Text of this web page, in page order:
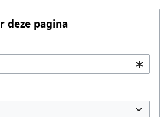
deze pagina